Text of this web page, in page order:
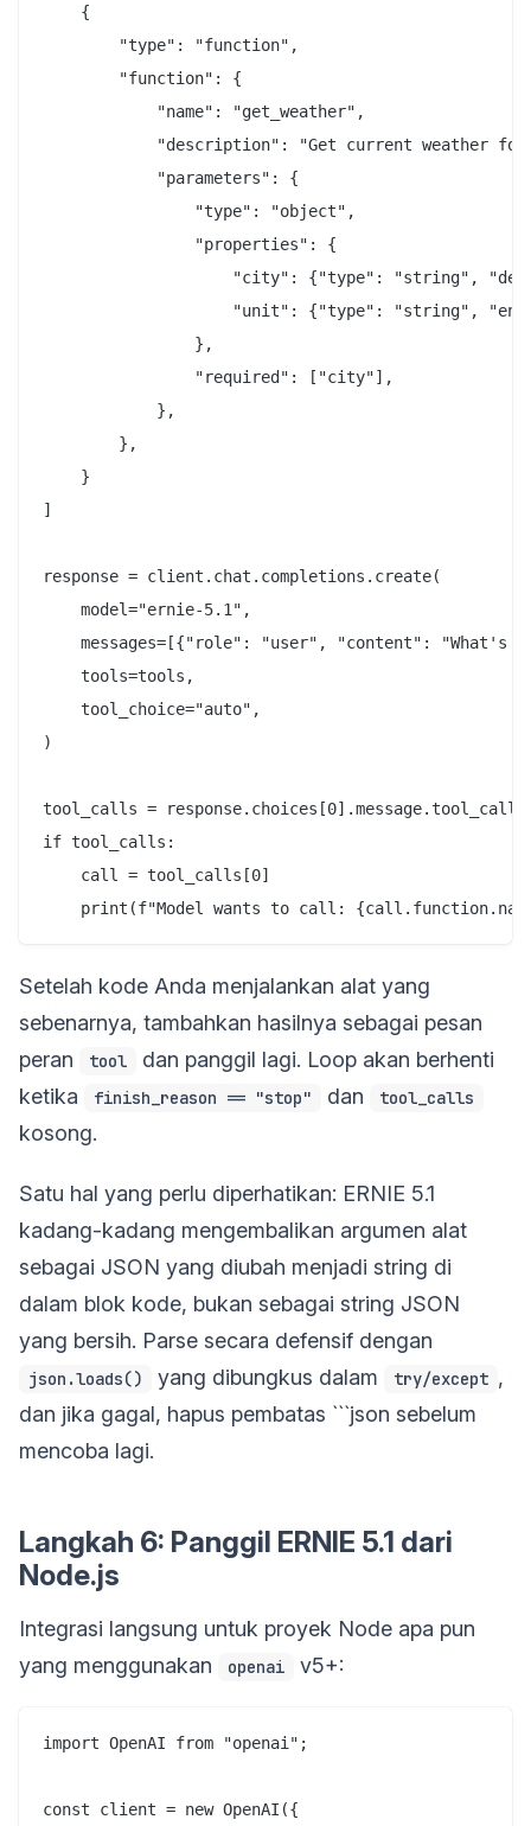
    {
        "type": "function",
        "function": {
            "name": "get_weather",
"description": "Get current weather
            "parameters": {
                "type": "object",
                "properties": {
"city": {"type": "string",
"unit": {"type": "string",
                },
                "required": ["city"],
            },
        },
    }
]
response = client.chat.completions.create(
    model="ernie-5.1",
messages=[{"role": "user", "content": "What's
    tools=tools,
    tool_choice="auto",
)
tool_calls = response.choices[0].message.tool_calls
if tool_calls:
    call = tool_calls[0]
Setelah kode Anda menjalankan alat yang
sebenarnya, tambahkan hasilnya sebagai pesan
peran
tool
dan panggil lagi. Loop akan berhenti
ketika
finish_reason == "stop" dan tool_calls
kosong.
Satu hal yang perlu diperhatikan: ERNIE 5.1
kadang-kadang mengembalikan argumen alat
sebagai JSON yang diubah menjadi string di
dalam blok kode, bukan sebagai string JSON
yang bersih. Parse secara defensif dengan
json.loads() yang dibungkus dalam try/except ,
dan jika gagal, hapus pembatas ```json sebelum
mencoba lagi.
Langkah 6: Panggil ERNIE 5.1 dari
Node.js
Integrasi langsung untuk proyek Node apa pun
yang menggunakan
openai v5+:
import OpenAI from "openai";
const client = new OpenAI({